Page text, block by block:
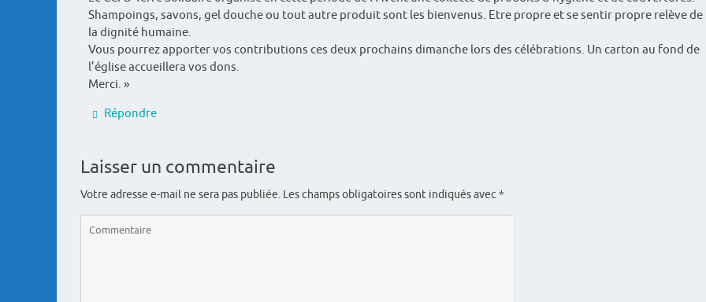
Shampoings, savons, gel douche ou tout autre produit sont les bienvenus. Etre propre et se sentir propre relève de
la dignité humaine.
Vous pourrez apporter vos contributions ces deux prochains dimanche lors des célébrations. Un carton au fond de
l’église accueillera vos dons.
Merci. »
Répondre
Laisser un commentaire
Votre adresse e-mail ne sera pas publiée. Les champs obligatoires sont indiqués avec *